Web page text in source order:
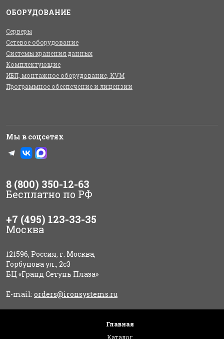
ОБОРУДОВАНИЕ
Серверы
Сетевое оборудование
Системы хранения данных
Комплектующие
ИБП, монтажное оборудование, KVM
Программное обеспечение и лицензии
Мы в соцсетях
8 (800) 350-12-63
Бесплатно по РФ
+7 (495) 123-33-35
Москва
121596, Россия, г. Москва,
Горбунова ул., 2с3
БЦ «Гранд Сетунь Плаза»
E-mail: orders@ironsystems.ru
Главная
Каталог